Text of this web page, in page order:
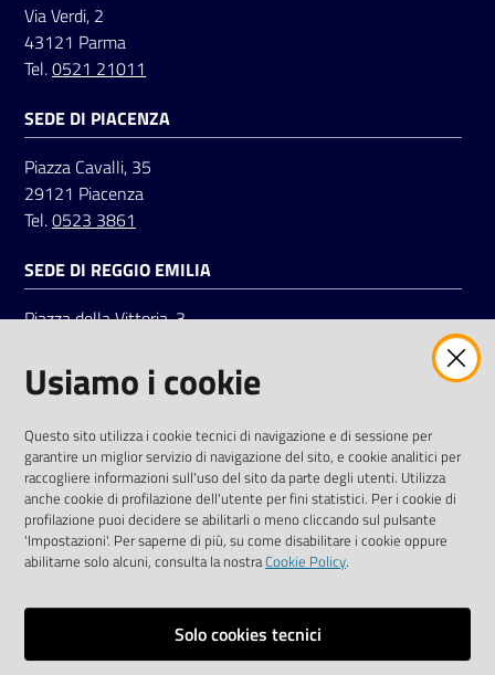
Via Verdi, 2
43121 Parma
Tel.0521 21011
SEDE DI PIACENZA
Piazza Cavalli, 35
29121 Piacenza
Tel.0523 3861
SEDE DI REGGIO EMILIA
Piazza della Vittoria, 3
Tel.0522 7961
LinkedinFacebookInstagram
Usiamo i cookie
Questo sito utilizza i cookie tecnici di navigazione e di sessione per
garantire un miglior servizio di navigazione del sito, e cookie analitici per
raccogliere informazioni sull'uso del sito da parte degli utenti. Utilizza
anche cookie di profilazione dell'utente per fini statistici. Per i cookie di
profilazione puoi decidere se abilitarli o meno cliccando sul pulsante
'Impostazioni'. Per saperne di più, su come disabilitare i cookie oppure
abilitarne solo alcuni, consulta la nostraCookie Policy.
Solo cookies tecnici